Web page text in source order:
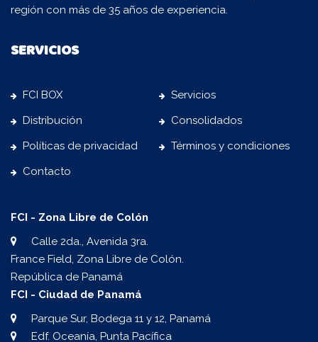
región con más de 35 años de experiencia.
SERVICIOS
FCI BOX
Servicios
Distribución
Consolidados
Políticas de privacidad
Términos y condiciones
Contacto
FCI - Zona Libre de Colón
Calle 2da., Avenida 3ra.
France Field, Zona Libre de Colón.
República de Panamá
FCI - Ciudad de Panamá
Parque Sur, Bodega 11 y 12, Panamá
Edf. Oceanía, Punta Pacífica